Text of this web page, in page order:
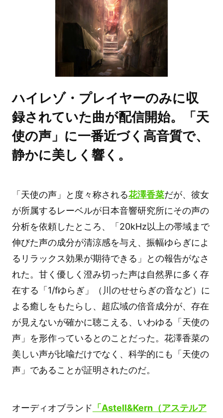
ハイレゾ・プレイヤーのみに収
録されていた曲が配信開始。「天
使の声」に一番近づく高音質で、
静かに美しく響く。
「天使の声」と度々称される花澤香菜だが、彼女
が所属するレーベルが日本音響研究所にその声の
分析を依頼したところ、「20kHz以上の帯域まで
伸びた声の成分が清涼感を与え、振幅ゆらぎによ
るリラックス効果が期待できる」との報告がなさ
れた。甘く優しく澄み切った声は自然界に多く存
在する「1/fゆらぎ」（川のせせらぎの音など）に
よる癒しをもたらし、超広域の倍音成分が、存在
が見えないが確かに聴こえる、いわゆる「天使の
声」を形作っているとのことだった。花澤香菜の
美しい声が比喩だけでなく、科学的にも「天使の
声」であることが証明されたのだ。
オーディオブランド 「Astell&Kern（アステルア